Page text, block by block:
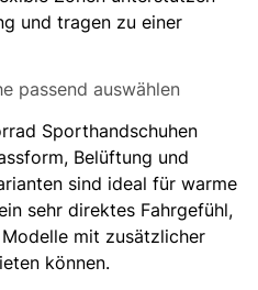
und tragen zu einer
passend auswählen
Sporthandschuhen
Belüftung und
sind ideal für warme
sehr direktes Fahrgefühl,
mit zusätzlicher
können.